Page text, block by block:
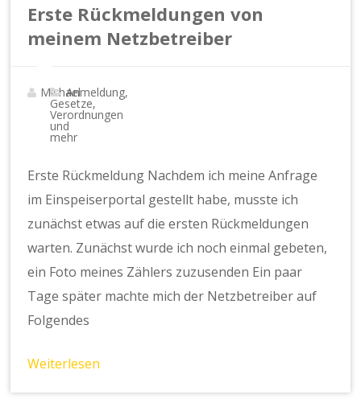
Erste Rückmeldungen von
meinem Netzbetreiber
MichaelAnmeldung,
Gesetze,
Verordnungen
und
mehr
Erste Rückmeldung Nachdem ich meine Anfrage
im Einspeiserportal gestellt habe, musste ich
zunächst etwas auf die ersten Rückmeldungen
warten. Zunächst wurde ich noch einmal gebeten,
ein Foto meines Zählers zuzusenden Ein paar
Tage später machte mich der Netzbetreiber auf
Folgendes
Weiterlesen